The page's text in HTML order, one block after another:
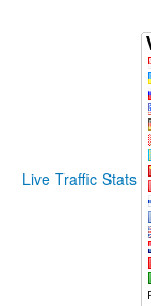
Live Traffic Stats